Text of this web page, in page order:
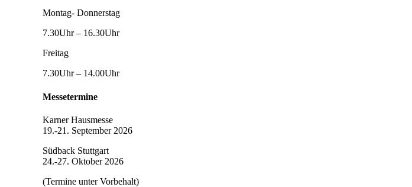
Montag- Donnerstag
7.30Uhr – 16.30Uhr
Freitag
7.30Uhr – 14.00Uhr
Messetermine
Karner Hausmesse
19.-21. September 2026
Südback Stuttgart
24.-27. Oktober 2026
(Termine unter Vorbehalt)